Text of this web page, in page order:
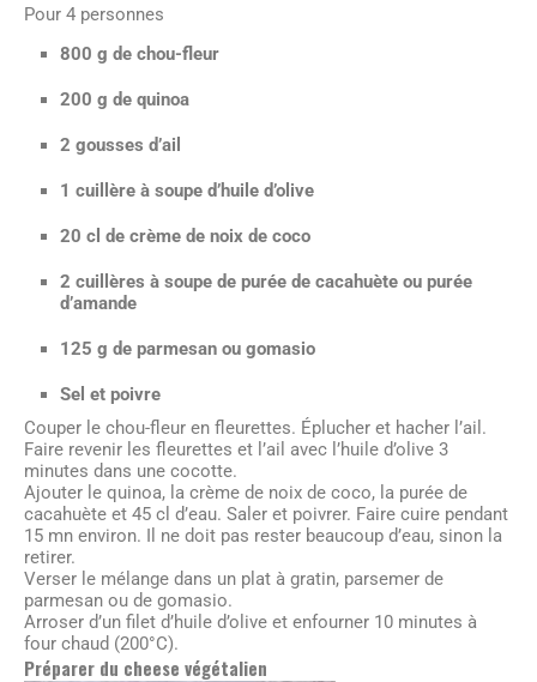
Pour 4 personnes
800 g de chou-fleur
200 g de quinoa
2 gousses d’ail
1 cuillère à soupe d’huile d’olive
20 cl de crème de noix de coco
2 cuillères à soupe de purée de cacahuète ou purée
d’amande
125 g de parmesan ou gomasio
Sel et poivre
Couper le chou-fleur en fleurettes. Éplucher et hacher l’ail.
Faire revenir les fleurettes et l’ail avec l’huile d’olive 3
minutes dans une cocotte.
Ajouter le quinoa, la crème de noix de coco, la purée de
cacahuète et 45 cl d’eau. Saler et poivrer. Faire cuire pendant
15 mn environ. Il ne doit pas rester beaucoup d’eau, sinon la
retirer.
Verser le mélange dans un plat à gratin, parsemer de
parmesan ou de gomasio.
Arroser d’un filet d’huile d’olive et enfourner 10 minutes à
four chaud (200°C).
Préparer du cheese végétalien